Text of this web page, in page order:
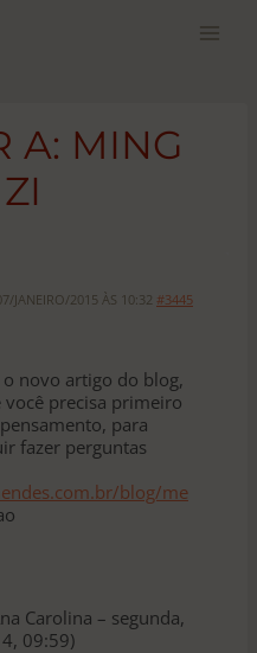
A: MING
JANEIRO/2015 ÀS 10:32 #3445
novo artigo do blog,
você precisa primeiro
para
fazer perguntas
blog/me
Carolina – segunda,
09:59)